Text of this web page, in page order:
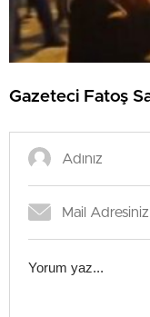
Gazeteci Fatoş